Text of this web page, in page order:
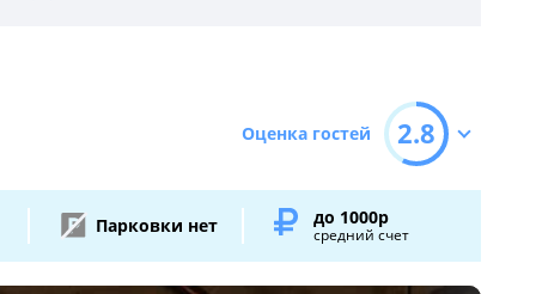
Оценка гостей 2.8
Парковки нет до 1000р
средний счет